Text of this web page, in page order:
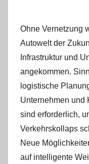
Ohne Vernetzung
Autowelt der
Infrastruktur und
angekommen.
logistische
Unternehmen und
sind erforderlich,
Verkehrskollaps
Neue
auf intelligente